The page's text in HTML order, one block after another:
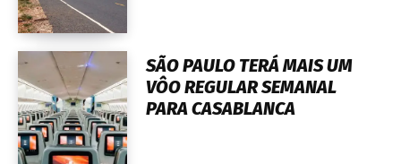
SÃO PAULO TERÁ MAIS UM
VÔO REGULAR SEMANAL
PARA CASABLANCA